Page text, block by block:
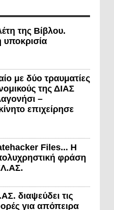
της Βίβλου.
με δύο τραυματίες
της ΔΙΑΣ
–
επιχείρησε
Files... Η
φράση
διαψεύδει τις
για απόπειρα